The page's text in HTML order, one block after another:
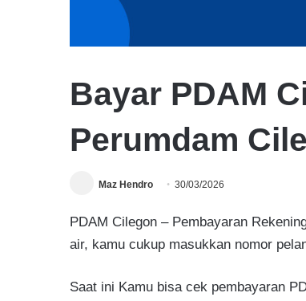
Bayar PDAM
Perumdam
Maz Hendro 30/03/2026
PDAM Cilegon – Pembayaran
air, kamu cukup masukkan nomor
Saat ini Kamu bisa cek pembayaran